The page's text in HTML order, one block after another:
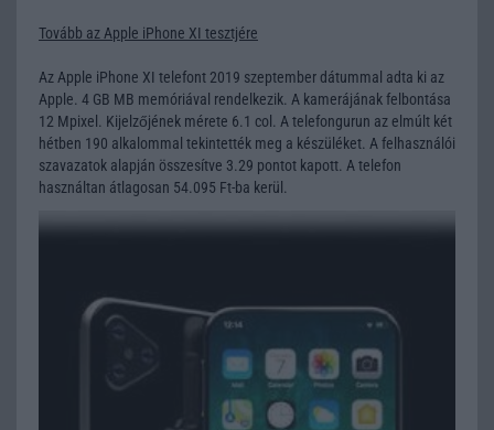
Tovább az Apple iPhone XI tesztjére
Az Apple iPhone XI telefont 2019 szeptember dátummal adta ki az
Apple. 4 GB MB memóriával rendelkezik. A kamerájának felbontása
12 Mpixel. Kijelzőjének mérete 6.1 col. A telefongurun az elmúlt két
hétben 190 alkalommal tekintették meg a készüléket. A felhasználói
szavazatok alapján összesítve 3.29 pontot kapott. A telefon
használtan átlagosan 54.095 Ft-ba kerül.